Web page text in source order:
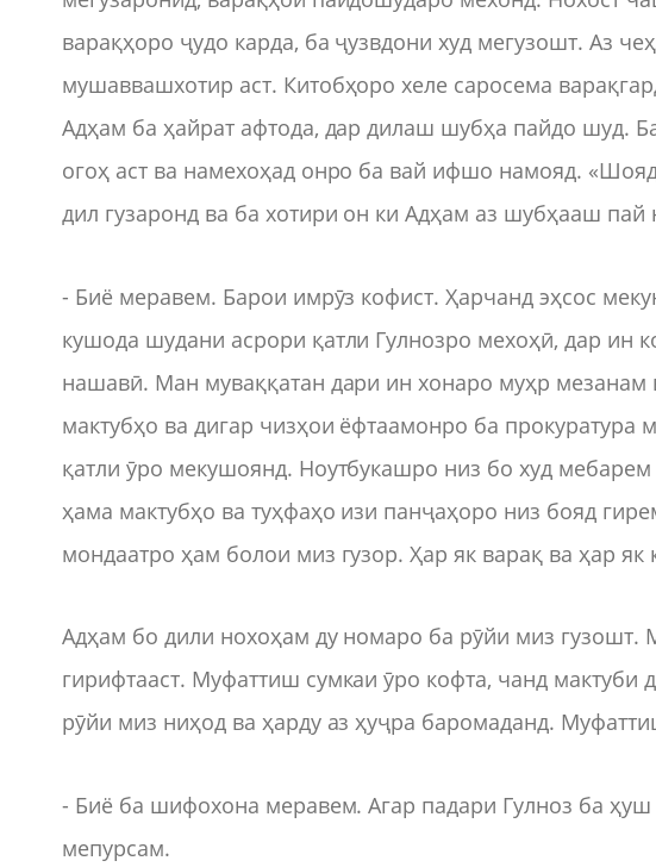
варақҳоро ҷудо карда, ба ҷузвдони худ мегузошт. Аз
мушаввашхотир аст. Китобҳоро хеле саросема
Адҳам ба ҳайрат афтода, дар дилаш шубҳа пайдо шуд.
огоҳ аст ва намехоҳад онро ба вай ифшо намояд.
дил гузаронд ва ба хотири он ки Адҳам аз шубҳааш пай
- Биё меравем. Барои имрӯз кофист. Ҳарчанд эҳсос
кушода шудани асрори қатли Гулнозро мехоҳӣ, дар ин
нашавӣ. Ман муваққатан дари ин хонаро муҳр мезанам
мактубҳо ва дигар чизҳои ёфтаамонро ба прокуратура
қатли ӯро мекушоянд. Ноутбукашро низ бо худ
ҳама мактубҳо ва туҳфаҳо изи панҷаҳоро низ бояд
мондаатро ҳам болои миз гузор. Ҳар як варақ ва ҳар
Адҳам бо дили нохоҳам ду номаро ба рӯйи миз гузошт.
гирифтааст. Муфаттиш сумкаи ӯро кофта, чанд мактуби
рӯйи миз ниҳод ва ҳарду аз ҳуҷра баромаданд.
- Биё ба шифохона меравем. Агар падари Гулноз ба
мепурсам.